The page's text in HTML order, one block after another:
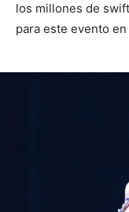
los millones de
para este evento